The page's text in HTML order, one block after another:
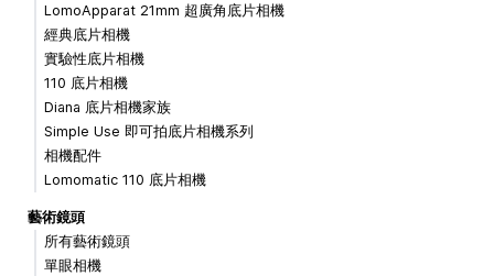
LomoApparat 21mm 超廣角底片相機
經典底片相機
實驗性底片相機
110 底片相機
Diana 底片相機家族
Simple Use 即可拍底片相機系列
相機配件
Lomomatic 110 底片相機
藝術鏡頭
所有藝術鏡頭
單眼相機